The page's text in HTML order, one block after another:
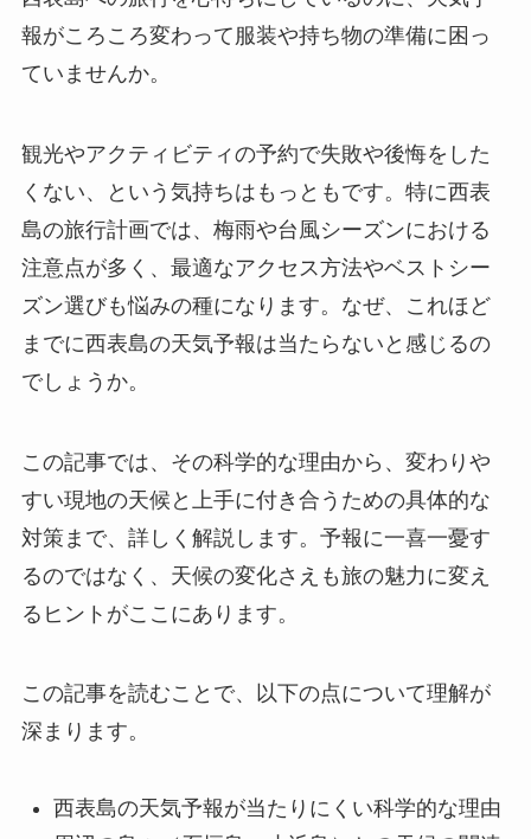
報がころころ変わって服装や持ち物の準備に困っ
ていませんか。
観光やアクティビティの予約で失敗や後悔をした
くない、という気持ちはもっともです。特に西表
島の旅行計画では、梅雨や台風シーズンにおける
注意点が多く、最適なアクセス方法やベストシー
ズン選びも悩みの種になります。なぜ、これほど
までに西表島の天気予報は当たらないと感じるの
でしょうか。
この記事では、その科学的な理由から、変わりや
すい現地の天候と上手に付き合うための具体的な
対策まで、詳しく解説します。予報に一喜一憂す
るのではなく、天候の変化さえも旅の魅力に変え
るヒントがここにあります。
この記事を読むことで、以下の点について理解が
深まります。
西表島の天気予報が当たりにくい科学的な理由